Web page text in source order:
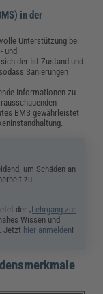
in der
Unterstützung bei
und
der Ist-Zustand und
Sanierungen
Informationen zu
BMS gewährleistet
um Schäden an
zu
der „Lehrgang zur
Wissen und
. Jetzt hier anmelden!